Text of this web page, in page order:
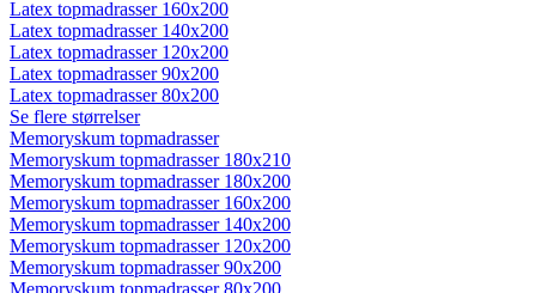
Latex topmadrasser 160x200
Latex topmadrasser 140x200
Latex topmadrasser 120x200
Latex topmadrasser 90x200
Latex topmadrasser 80x200
Se flere størrelser
Memoryskum topmadrasser
Memoryskum topmadrasser 180x210
Memoryskum topmadrasser 180x200
Memoryskum topmadrasser 160x200
Memoryskum topmadrasser 140x200
Memoryskum topmadrasser 120x200
Memoryskum topmadrasser 90x200
Memoryskum topmadrasser 80x200